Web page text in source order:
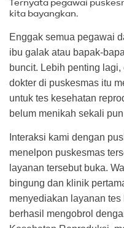
Ternyata pegawai
kita bayangkan.
Enggak semua pegawai
ibu galak atau bapak-
buncit. Lebih penting
dokter di puskesmas itu
untuk tes kesehatan
belum menikah sekali
Interaksi kami dengan
menelpon puskesmas
layanan tersebut buka.
bingung dan klinik
menyediakan layanan
berhasil mengobrol